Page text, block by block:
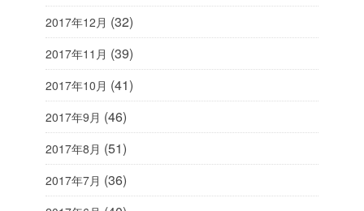
2017年12月 (32)
2017年11月 (39)
2017年10月 (41)
2017年9月 (46)
2017年8月 (51)
2017年7月 (36)